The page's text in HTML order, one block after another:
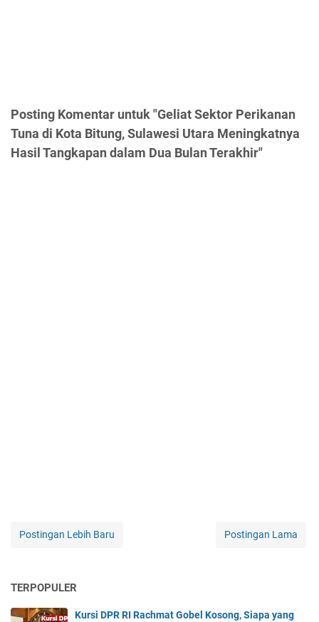
Posting Komentar untuk "Geliat Sektor Perikanan
Tuna di Kota Bitung, Sulawesi Utara Meningkatnya
Hasil Tangkapan dalam Dua Bulan Terakhir"
Postingan Lebih Baru Postingan Lama
TERPOPULER
Kursi DPR RI Rachmat Gobel Kosong, Siapa yang